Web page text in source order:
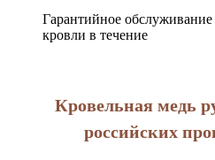
Гарантийное обслуживание
кровли в течение
Кровельная медь
российских